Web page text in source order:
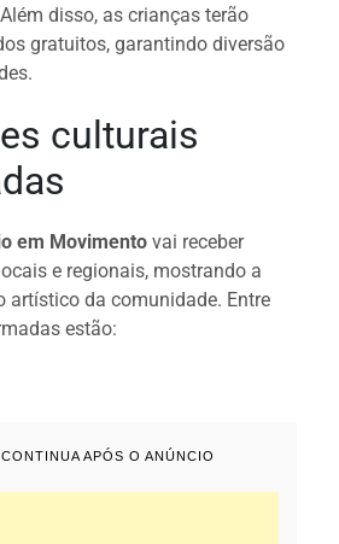
disso, as crianças terão
gratuitos, garantindo diversão
culturais
em Movimento vai receber
e regionais, mostrando a
artístico da comunidade. Entre
estão:
APÓS O ANÚNCIO